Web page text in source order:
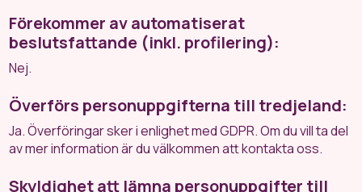
Förekommer av automatiserat
beslutsfattande (inkl. profilering):
Nej.
Överförs personuppgifterna till tredjeland:
Ja. Överföringar sker i enlighet med GDPR. Om du vill ta del
av mer information är du välkommen att kontakta oss.
Skyldighet att lämna personuppgifter till